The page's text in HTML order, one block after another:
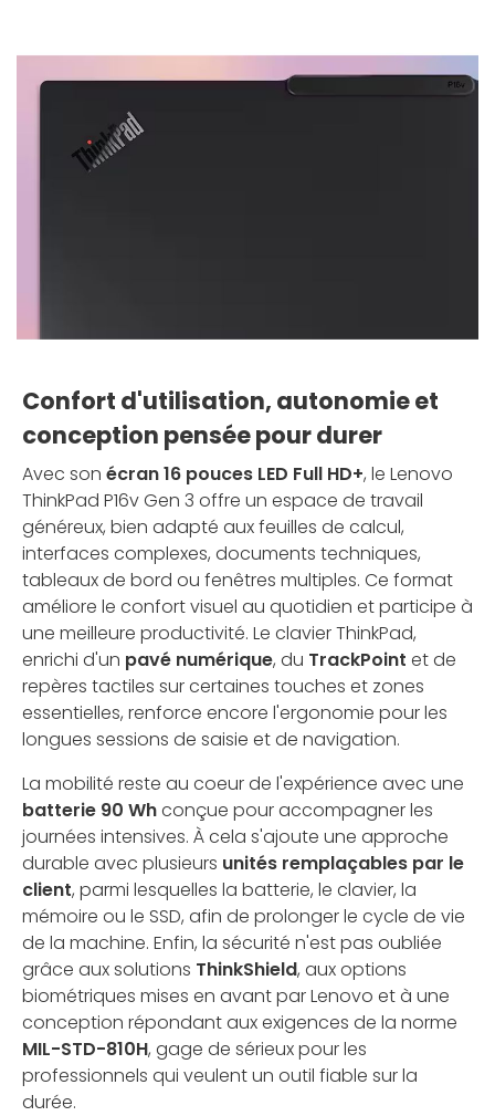
Confort d'utilisation, autonomie et
conception pensée pour durer
Avec son écran 16 pouces LED Full HD+, le Lenovo
ThinkPad P16v Gen 3 offre un espace de travail
généreux, bien adapté aux feuilles de calcul,
interfaces complexes, documents techniques,
tableaux de bord ou fenêtres multiples. Ce format
améliore le confort visuel au quotidien et participe à
une meilleure productivité. Le clavier ThinkPad,
enrichi d'un pavé numérique, du TrackPoint et de
repères tactiles sur certaines touches et zones
essentielles, renforce encore l'ergonomie pour les
longues sessions de saisie et de navigation.
La mobilité reste au coeur de l'expérience avec une
batterie 90 Whconçue pour accompagner les
journées intensives. À cela s'ajoute une approche
durable avec plusieurs unités remplaçables par le
client, parmi lesquelles la batterie, le clavier, la
mémoire ou le SSD, afin de prolonger le cycle de vie
de la machine. Enfin, la sécurité n'est pas oubliée
grâce aux solutions ThinkShield, aux options
biométriques mises en avant par Lenovo et à une
conception répondant aux exigences de la norme
MIL-STD-810H, gage de sérieux pour les
professionnels qui veulent un outil fiable sur la
durée.